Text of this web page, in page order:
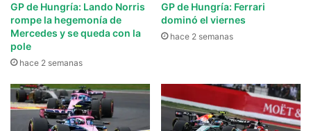
GP de Hungría: Lando Norris
rompe la hegemonía de
Mercedes y se queda con la
pole
hace 2 semanas
GP de Hungría: Ferrari
dominó el viernes
hace 2 semanas